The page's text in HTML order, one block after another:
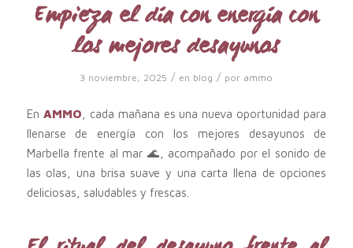
Empieza el día con energía con
los mejores desayunos
3 noviembre, 2025 / en blog / por ammo
En AMMO , cada mañana es una nueva oportunidad para
llenarse de energía con los mejores desayunos de
Marbella frente al mar 🌊, acompañado por el sonido de
las olas, una brisa suave y una carta llena de opciones
deliciosas, saludables y frescas.